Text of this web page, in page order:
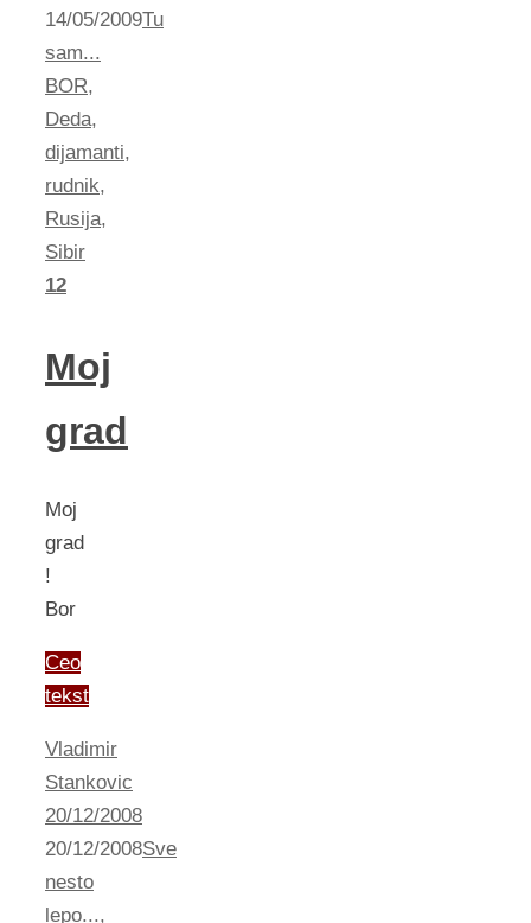
14/05/2009Tu
sam...
BOR,
Deda,
dijamanti,
rudnik,
Rusija,
Sibir
12
Moj
grad
Moj
grad
!
Bor
Ceo
tekst
Vladimir
Stankovic
20/12/2008
20/12/2008Sve
nesto
lepo...,